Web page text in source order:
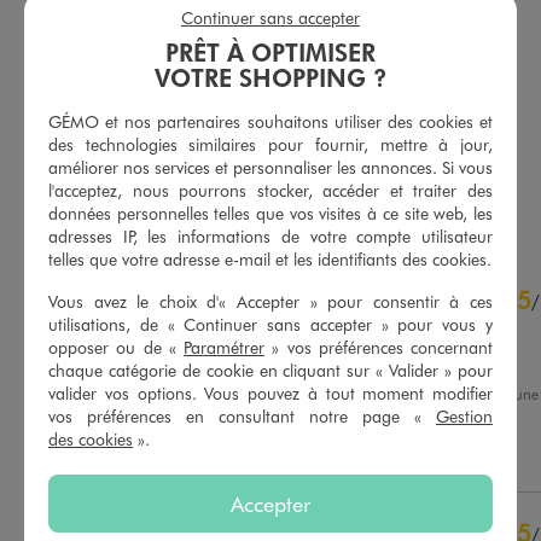
T-shirt imprimé col rond femme - CELINE DION
-50% sur le 2ème produit d'été
AJOUTER AU PANIER
Tee-shirt col rond imprimé femme - Celine Dion
-50% sur le 2ème produit d'été
AJOUTERAU PANIER
4.8/ 5
Basé sur61 avis soumis à un
contrôle
47
4étoiles
13
5/
Avis vérifié et récompensé
Très bon produit
Avis du03/08/2026 , suite à
21/07/2026
Claude R.
5/
PRÊT À OPTIMISER
VOTRE SHOPPING ?
GÉMO et nos partenaires souhaitons utiliser des cookies et
des technologies similaires pour fournir, mettre à jour,
améliorer nos services et personnaliser les annonces. Si vous
l'acceptez, nous pourrons stocker, accéder et traiter des
données personnelles telles que vos visites à ce site web, les
adresses IP, les informations de votre compte utilisateur
telles que votre adresse e-mail et les identifiants des cookies.
Vous avez le choix d'« Accepter » pour consentir à ces
utilisations, de « Continuer sans accepter » pour vous y
opposer ou de « Paramétrer » vos préférences concernant
chaque catégorie de cookie en cliquant sur « Valider » pour
valider vos options. Vous pouvez à tout moment modifier
vos préférences en consultant notre page « Gestion
des cookies ».
Accepter
Continuer sans accepter